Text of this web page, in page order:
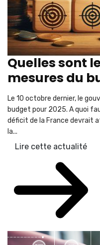
Quelles sont
mesures du
Le 10 octobre dernier, le
budget pour 2025. A quoi
déficit de la France devrait
la...
Lire cette actualité